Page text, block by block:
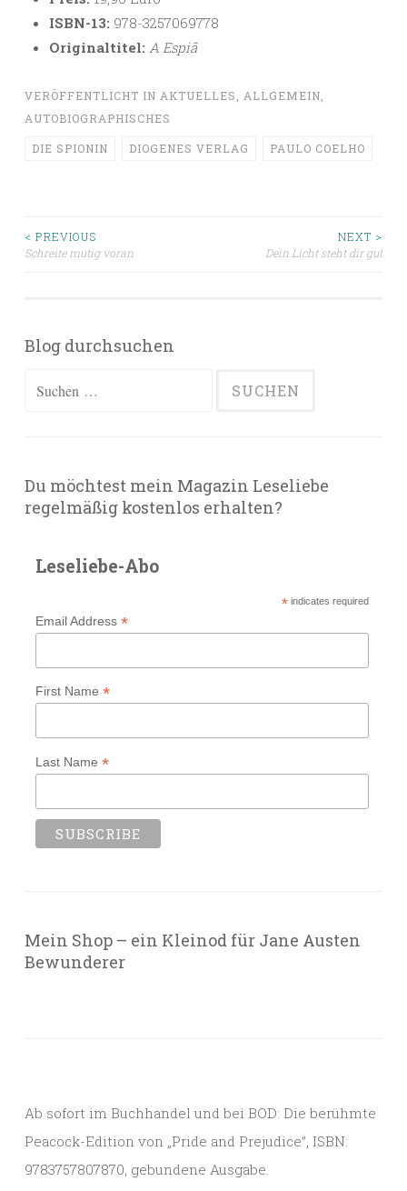
ISBN-13: 978-3257069778
Originaltitel: A Espiã
VERÖFFENTLICHT IN AKTUELLES ALLGEMEIN
AUTOBIOGRAPHISCHES
DIE SPIONIN DIOGENES VERLAG PAULO COELHO
Beitragsnavigation
< PREVIOUS
Schreite mutig voran
NEXT >
Dein Licht steht dir gut
Blog durchsuchen
Suchen
Du möchtest mein Magazin Leseliebe
regelmäßig kostenlos erhalten?
Leseliebe-Abo
*indicates required
Email Address *
First Name *
Last Name *
Mein Shop – ein Kleinod für Jane Austen
Bewunderer
Ab sofort im Buchhandel und bei BOD: Die berühmte
Peacock-Edition von „Pride and Prejudice”, ISBN:
9783757807870, gebundene Ausgabe.